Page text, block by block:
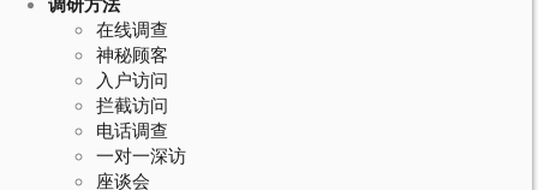
在线调查
神秘顾客
入户访问
拦截访问
电话调查
一对一深访
座谈会